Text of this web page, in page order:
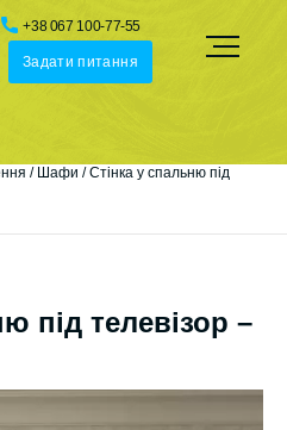
+38 067 100-77-55
Задати питання
/ Шафи /Стінка у спальню під
під телевізор –